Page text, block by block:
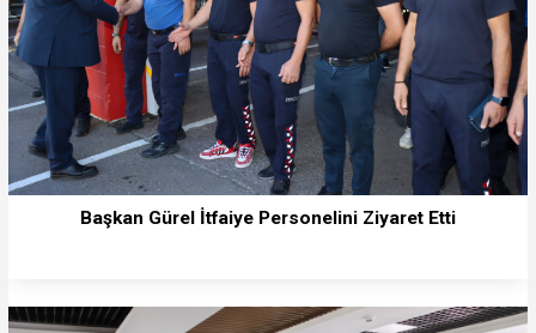
Başkan Gürel İtfaiye Personelini Ziyaret Etti